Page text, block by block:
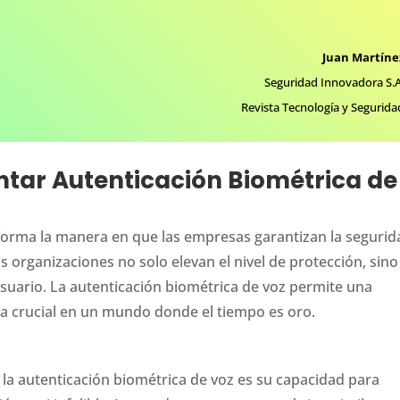
Juan
Seguridad Innovadora
Revista Tecnología y
Autenticación Biométrica de
la manera en que las empresas garantizan la
organizaciones no solo elevan el nivel de protección, sino
La autenticación biométrica de voz permite una
crucial en un mundo donde el tiempo es oro.
autenticación biométrica de voz es su capacidad para